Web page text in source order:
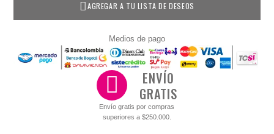
AGREGAR A TU LISTA DE DESEOS
Medios de pago
ENVÍO
GRATIS
Envío gratis por compras
superiores a $250.000.